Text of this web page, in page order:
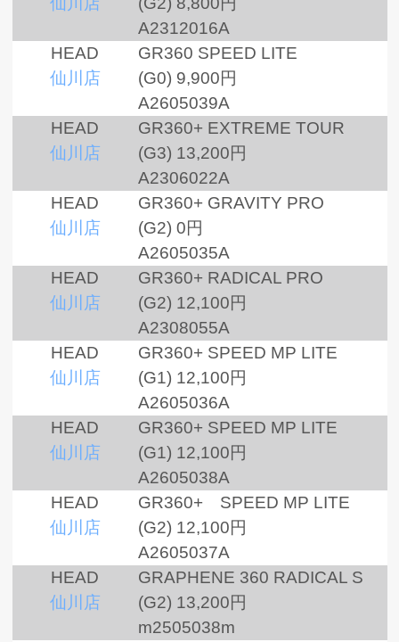
A2312016A
HEAD
仙川店
GR360 SPEED LITE
(G0) 9,900円
A2605039A
HEAD
仙川店
GR360+ EXTREME TOUR
(G3) 13,200円
A2306022A
HEAD
仙川店
GR360+ GRAVITY PRO
(G2) 0円
A2605035A
HEAD
仙川店
GR360+ RADICAL PRO
(G2) 12,100円
A2308055A
HEAD
仙川店
GR360+ SPEED MP LITE
(G1) 12,100円
A2605036A
HEAD
仙川店
GR360+ SPEED MP LITE
(G1) 12,100円
A2605038A
HEAD
仙川店
GR360+ SPEED MP LITE
(G2) 12,100円
A2605037A
HEAD
仙川店
GRAPHENE 360 RADICAL S
(G2) 13,200円
m2505038m